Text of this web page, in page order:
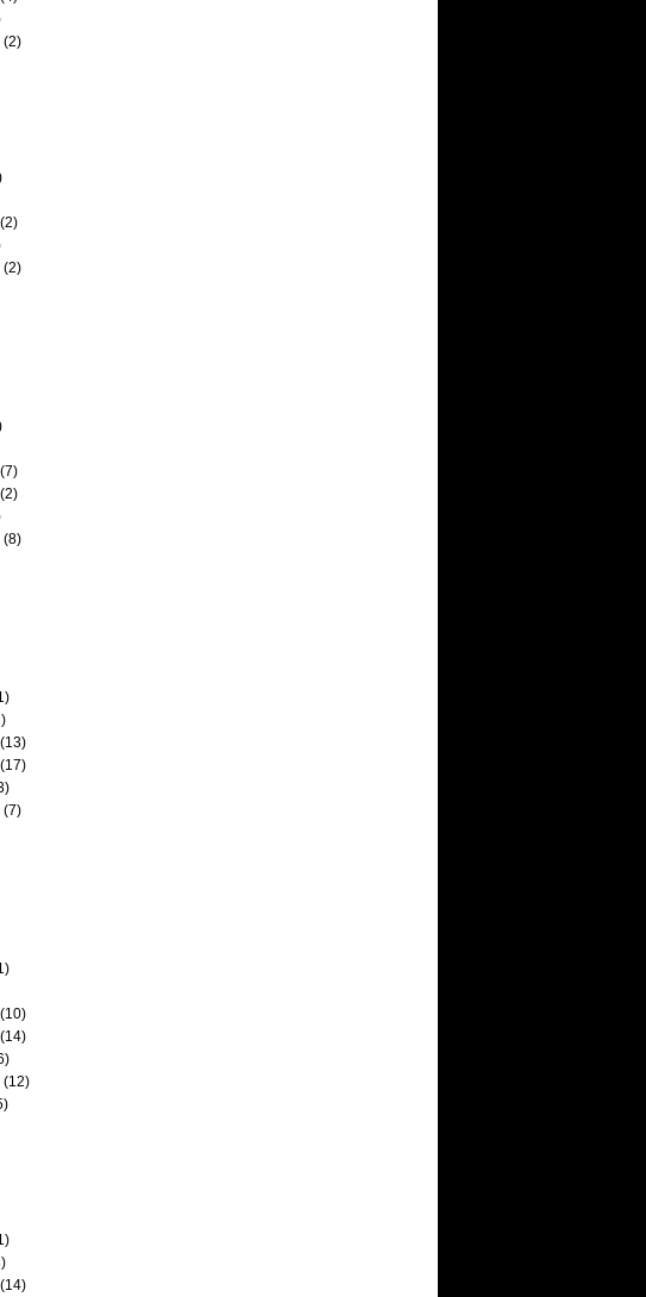
(2)
(2)
(2)
(7)
(2)
(8)
(13)
(17)
(7)
(10)
(14)
(12)
(14)